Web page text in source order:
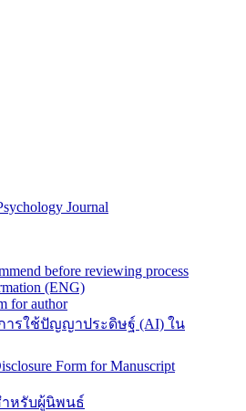
Journal
before reviewing process
(ENG)
for author
ารใช้ปัญญาประดิษฐ์ (AI) ใน
Form for Manuscript
หรับผู้นิพนธ์